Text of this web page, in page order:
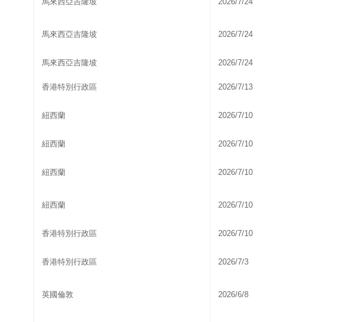
馬來西亞吉隆坡 2026/7/24
馬來西亞吉隆坡 2026/7/24
香港特別行政區 2026/7/13
紐西蘭 2026/7/10
紐西蘭 2026/7/10
紐西蘭 2026/7/10
紐西蘭 2026/7/10
香港特別行政區 2026/7/10
香港特別行政區 2026/7/3
英國倫敦 2026/6/8